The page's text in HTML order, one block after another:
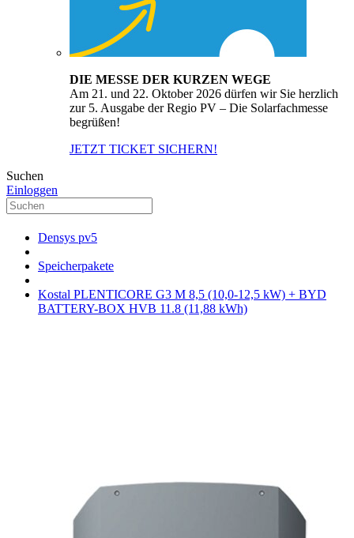
DIE MESSE DER KURZEN WEGE
Am 21. und 22. Oktober 2026 dürfen wir Sie herzlich
zur 5. Ausgabe der Regio PV – Die Solarfachmesse
begrüßen!
JETZT TICKET SICHERN!
Suchen
Einloggen
Densys pv5
Speicherpakete
Kostal PLENTICORE G3 M 8,5 (10,0-12,5 kW) + BYD
BATTERY-BOX HVB 11.8 (11,88 kWh)